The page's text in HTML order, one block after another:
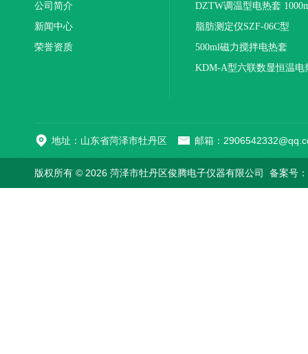
公司简介
新闻中心
荣誉资质
DZTW调温型电热套
联
脂肪测定仪SZF-06C型
500ml磁力搅拌电热套
KDM-A型六联数显恒温电
地址：山东省菏泽市牡丹区 邮箱：
版权所有 © 2026 菏泽市牡丹区俊腾电子仪器有限公司 备案号